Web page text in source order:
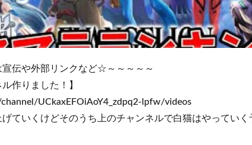
伝や外部リンクなど☆～～～～～
作りました！】
UCkaxEFOiAoY4_zdpq2-lpfw/videos
ていくけどそのうち上のチャンネルで白猫はやっていく